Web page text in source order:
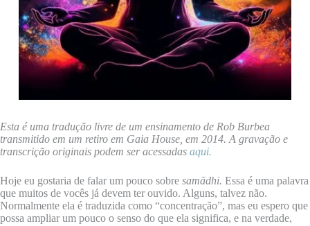
Esta é uma tradução livre de um ensinamento de Rob Burbea
transmitido em um retiro em Gaia House, em 2014. A gravação e
transcrição originais podem ser acessadas aqui.
Hoje eu gostaria de falar um pouco sobre samādhi. Essa é uma palavra
que muitos de vocês já devem ter ouvido. Alguns, talvez não.
Normalmente ela é traduzida como “concentração”, mas eu espero que
possa ampliar um pouco o senso do que ela significa, e na verdade,